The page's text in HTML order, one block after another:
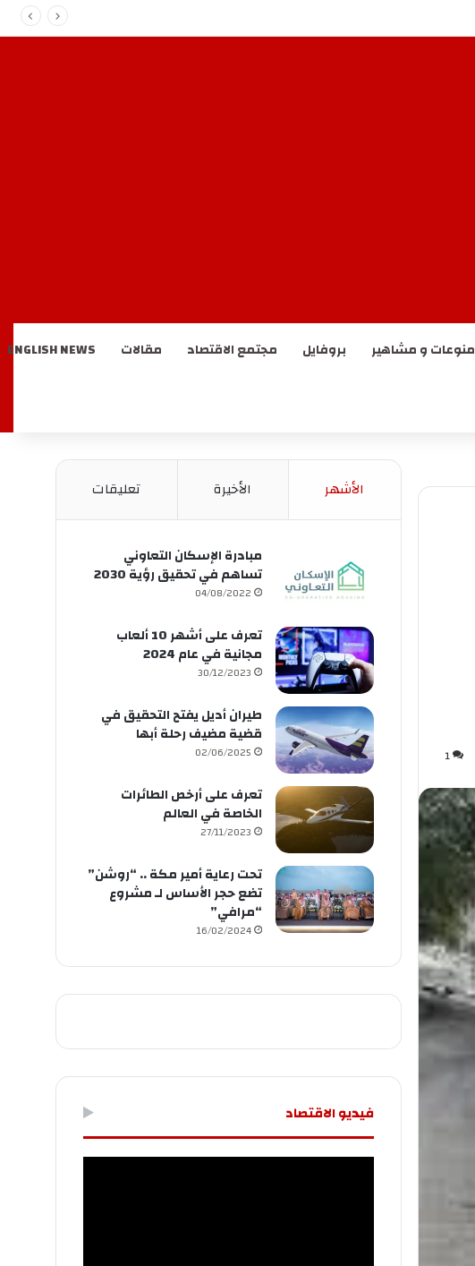
منوعات و مشاهير بروفايل مجتمع الاقتصاد مقالات ENGLISH NEWS
1
الأشهر الأخيرة تعليقات
مبادرة الإسكان التعاوني
تساهم في تحقيق رؤية 2030
04/08/2022
تعرف على أشهر 10 ألعاب
مجانية في عام 2024
30/12/2023
طيران أديل يفتح التحقيق في
قضية مضيف رحلة أبها
02/06/2025
تعرف على أرخص الطائرات
الخاصة في العالم
27/11/2023
تحت رعاية أمير مكة .. “روشن”
تضع حجر الأساس لـ مشروع
“مرافي”
16/02/2024
فيديو الاقتصاد